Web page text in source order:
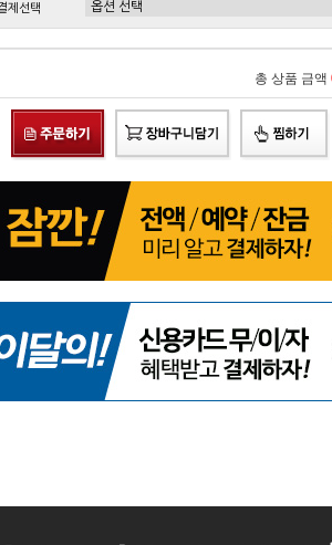
제선택
총 상품 금액